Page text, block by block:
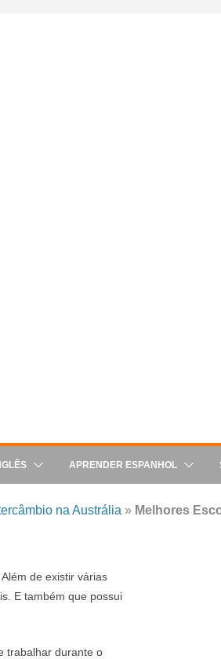
APRENDER ESPANHOL
na Austrália » Melhores
de existir várias
E também que possui
trabalhar durante o